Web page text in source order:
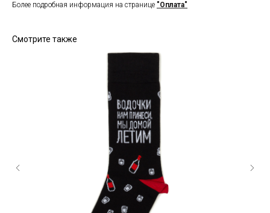
Более подробная информация на странице "Оплата"
Смотрите также